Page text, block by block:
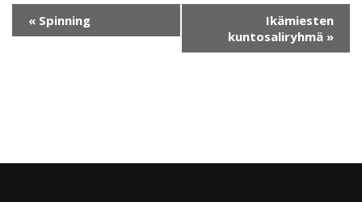
« Spinning
Ikämiesten
kuntosaliryhmä »